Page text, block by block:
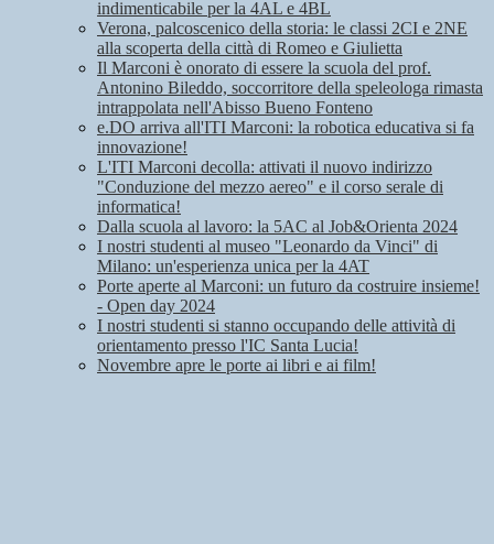
indimenticabile per la 4AL e 4BL
Verona, palcoscenico della storia: le classi 2CI e 2NE
alla scoperta della città di Romeo e Giulietta
Il Marconi è onorato di essere la scuola del prof.
Antonino Bileddo, soccorritore della speleologa rimasta
intrappolata nell'Abisso Bueno Fonteno
e.DO arriva all'ITI Marconi: la robotica educativa si fa
innovazione!
L'ITI Marconi decolla: attivati il nuovo indirizzo
"Conduzione del mezzo aereo" e il corso serale di
informatica!
Dalla scuola al lavoro: la 5AC al Job&Orienta 2024
I nostri studenti al museo "Leonardo da Vinci" di
Milano: un'esperienza unica per la 4AT
Porte aperte al Marconi: un futuro da costruire insieme!
- Open day 2024
I nostri studenti si stanno occupando delle attività di
orientamento presso l'IC Santa Lucia!
Novembre apre le porte ai libri e ai film!